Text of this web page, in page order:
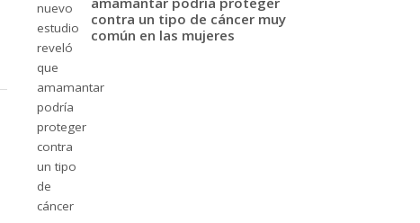
contra un tipo de cáncer muy
común en las mujeres